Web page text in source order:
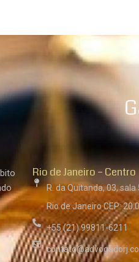
Rio de Janeiro – Centro
R. da Quitanda, 03,
Rio de Janeiro CEP:
+55 (21) 99811-6211